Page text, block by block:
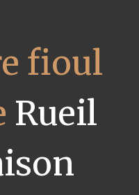
fioul
Rueil